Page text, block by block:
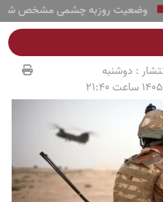
روزبه چشمی مشخص شد
: دوشنبه
21:40